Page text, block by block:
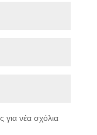
για νέα σχόλια